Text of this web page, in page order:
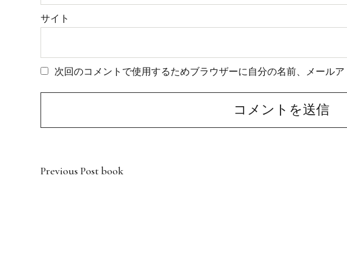
サイト
次回のコメントで使用するためブラウザーに自分の名前、メールア
Previous Postbook